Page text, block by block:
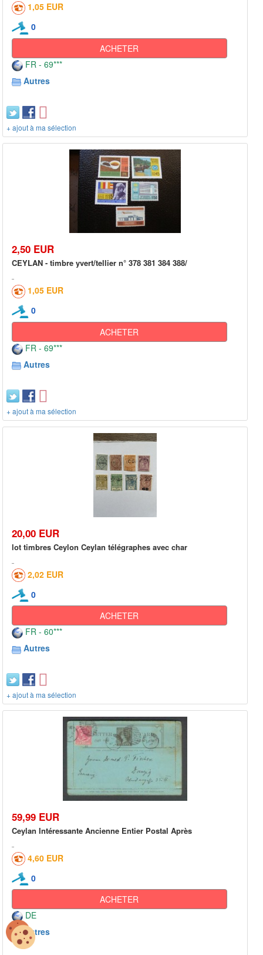
1,05 EUR
0
ACHETER
FR - 69***
Autres
+ ajout à ma sélection
2,50 EUR
CEYLAN - timbre yvert/tellier n° 378 381 384 388/
1,05 EUR
0
ACHETER
FR - 69***
Autres
+ ajout à ma sélection
20,00 EUR
lot timbres Ceylon Ceylan télégraphes avec char
2,02 EUR
0
ACHETER
FR - 60***
Autres
+ ajout à ma sélection
59,99 EUR
Ceylan Intéressante Ancienne Entier Postal Après
4,60 EUR
0
ACHETER
DE
Autres